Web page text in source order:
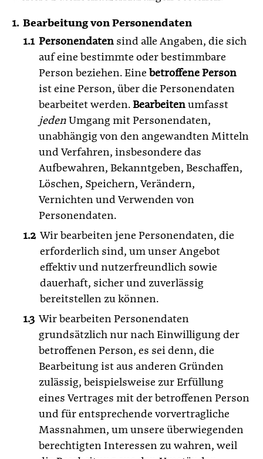
Bearbeitung von Personendaten
Personendaten sind alle Angaben, die sich
auf eine bestimmte oder bestimmbare
Person beziehen. Eine betroffene Person
ist eine Person, über die Personendaten
bearbeitet werden. Bearbeiten umfasst
jeden Umgang mit Personendaten,
unabhängig von den angewandten Mitteln
und Verfahren, insbesondere das
Aufbewahren, Bekanntgeben, Beschaffen,
Löschen, Speichern, Verändern,
Vernichten und Verwenden von
Personendaten.
Wir bearbeiten jene Personendaten, die
erforderlich sind, um unser Angebot
effektiv und nutzerfreundlich sowie
dauerhaft, sicher und zuverlässig
bereitstellen zu können.
Wir bearbeiten Personendaten
grundsätzlich nur nach Einwilligung der
betroffenen Person, es sei denn, die
Bearbeitung ist aus anderen Gründen
zulässig, beispielsweise zur Erfüllung
eines Vertrages mit der betroffenen Person
und für entsprechende vorvertragliche
Massnahmen, um unsere überwiegenden
berechtigten Interessen zu wahren, weil